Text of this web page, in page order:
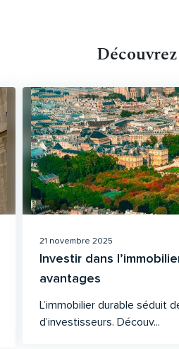
21 novembre 2025
Investir dans
avantages
L’immobilier durable séduit
d’investisseurs. Découv...